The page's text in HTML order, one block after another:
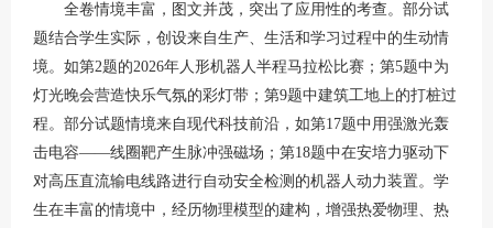
全卷情境丰富，图文并茂，突出了应用性的考查。部分试
题结合学生实际，创设来自生产、生活和学习过程中的生动情
境。如第2题的2026年人形机器人半程马拉松比赛；第5题中为
灯光晚会营造快乐气氛的彩灯带；第9题中建筑工地上的打桩过
程。部分试题情境来自现代科技前沿，如第17题中用强激光轰
击电容——线圈靶产生脉冲强磁场；第18题中在安培力驱动下
对高压直流输电线路进行自动安全检测的机器人动力装置。学
生在丰富的情境中，经历物理模型的建构，增强热爱物理、热